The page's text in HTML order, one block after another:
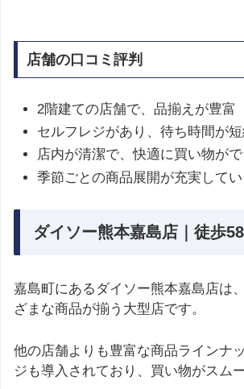
店舗の口コミ評判
2階建ての店舗で、品揃えが豊富
セルフレジがあり、待ち時間が
店内が清潔で、快適に買い物が
季節ごとの商品展開が充実してい
ダイソー熊本嘉島店｜徒歩
嘉島町にあるダイソー熊本嘉島店は
ざまな商品が揃う大型店です。
他の店舗よりも豊富な商品ラインナ
ジも導入されており、買い物がスム